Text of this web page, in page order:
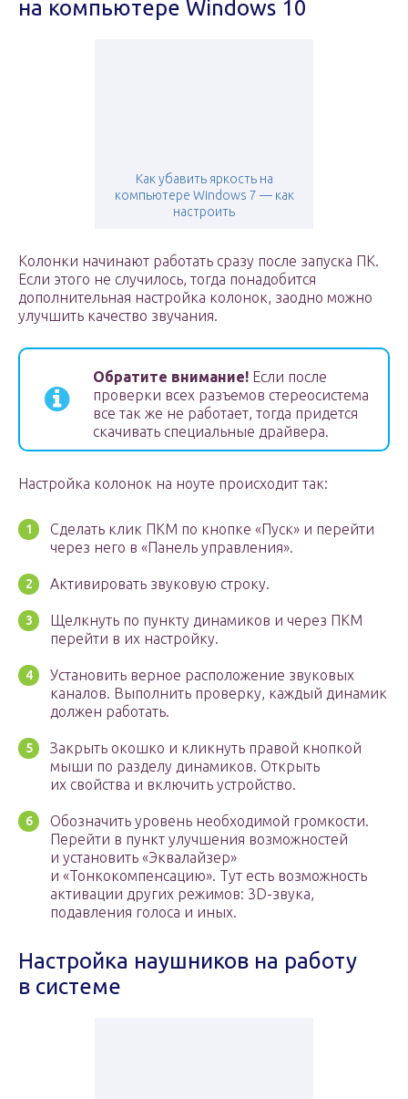
на компьютере Windows 10
Как убавить яркость на
компьютере Windows 7 — как
настроить
Колонки начинают работать сразу после запуска ПК.
Если этого не случилось, тогда понадобится
дополнительная настройка колонок, заодно можно
улучшить качество звучания.
Обратите внимание! Если после
проверки всех разъемов стереосистема
все так же не работает, тогда придется
скачивать специальные драйвера.
Настройка колонок на ноуте происходит так:
Сделать клик ПКМ по кнопке «Пуск» и перейти
через него в «Панель управления».
Активировать звуковую строку.
Щелкнуть по пункту динамиков и через ПКМ
перейти в их настройку.
Установить верное расположение звуковых
каналов. Выполнить проверку, каждый динамик
должен работать.
Закрыть окошко и кликнуть правой кнопкой
мыши по разделу динамиков. Открыть
их свойства и включить устройство.
Обозначить уровень необходимой громкости.
Перейти в пункт улучшения возможностей
и установить «Эквалайзер»
и «Тонкокомпенсацию». Тут есть возможность
активации других режимов: 3D-звука,
подавления голоса и иных.
Настройка наушников на работу
в системе